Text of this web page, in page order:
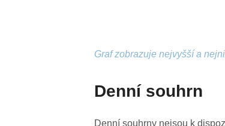
Graf zobrazuje nejvyšší a
Denní souhrn
Denní souhrny nejsou k